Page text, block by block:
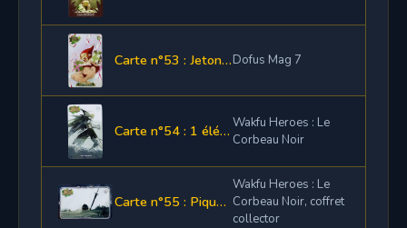
Carte n°53 : Jeton de loterieDofus Mag 7
Carte n°54 : 1 élément de la Panoplie Corbeau Noir Wakfu Heroes : Le
Corbeau Noir
Carte n°55 : Pique Épik du Corbeau Noir
Wakfu Heroes : Le
Corbeau Noir, coffret
collector